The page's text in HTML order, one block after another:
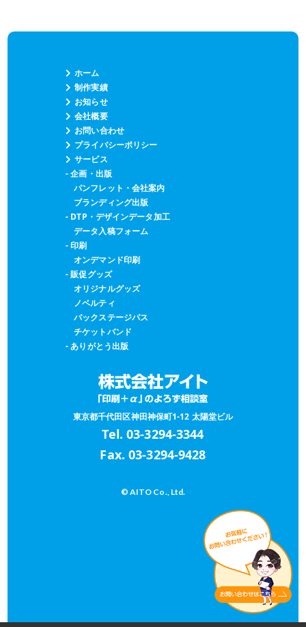
東京都千代田区神田神保町1-12 太陽堂ビル
Tel.03-3294-3344
Fax. 03-3294-9428
© AITO Co., Ltd.
ホーム
制作実績
お知らせ
会社概要
お問い合わせ
プライバシーポリシー
サービス
- 企画・出版
パンフレット・会社案内
ブランディング出版
- DTP・デザインデータ加工
データ入稿フォーム
- 印刷
オンデマンド印刷
- 販促グッズ
オリジナルグッズ
ノベルティ
バックステージパス
チケットバンド
- ありがとう出版